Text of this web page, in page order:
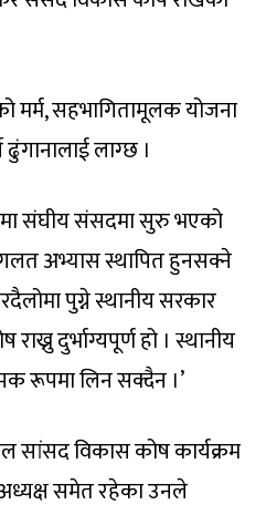
मर्म, सहभागितामूलक योजना
ढुंगानालाई लाग्छ ।
संघीय संसदमा सुरु भएको
गलत अभ्यास स्थापित हुनसक्ने
पुग्ने स्थानीय सरकार
दुर्भाग्यपूर्ण हो । स्थानीय
रूपमा लिन सक्दैन ।’
सांसद विकास कोष कार्यक्रम
समेत रहेका उनले